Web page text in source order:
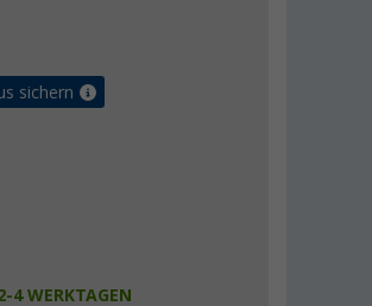
sichern
4 WERKTAGEN